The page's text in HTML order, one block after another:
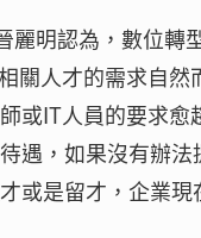
明認為，數位轉
關人才的需求自
或IT人員的要求
遇，如果沒有辦
或是留才，企業